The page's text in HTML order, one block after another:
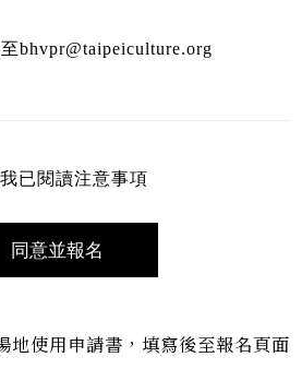
bhvpr@taipeiculture.org
我已閱讀注意事項
同意並報名
地使用申請書，填寫後至報名頁面